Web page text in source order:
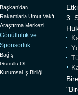
Başkan’dan
Rakamlarla Umut Vakfı
Araştırma Merkezi
Gönüllülük ve
Sponsorluk
Bağış
Gönüllü Ol
Kurumsal İş Birliği
3.